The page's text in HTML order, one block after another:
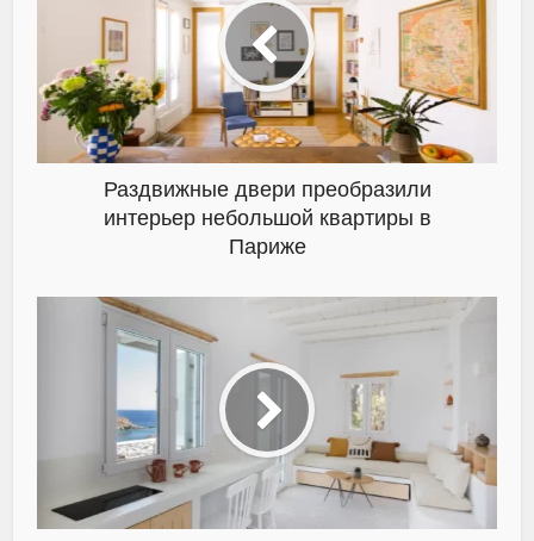
Раздвижные двери преобразили
интерьер небольшой квартиры в
Париже